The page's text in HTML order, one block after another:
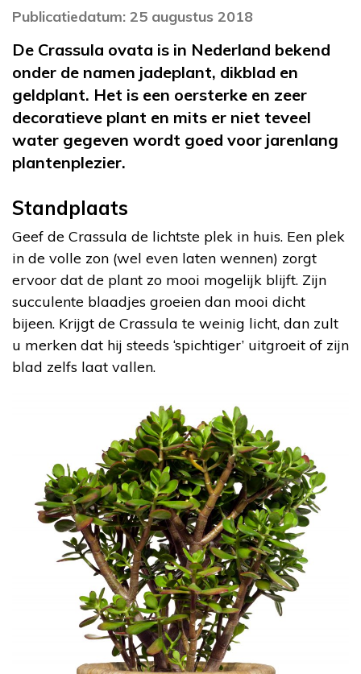
Publicatiedatum: 25 augustus 2018
De Crassula ovata is in Nederland bekend
onder de namen jadeplant, dikblad en
geldplant. Het is een oersterke en zeer
decoratieve plant en mits er niet teveel
water gegeven wordt goed voor jarenlang
plantenplezier.
Standplaats
Geef de Crassula de lichtste plek in huis. Een plek
in de volle zon (wel even laten wennen) zorgt
ervoor dat de plant zo mooi mogelijk blijft. Zijn
succulente blaadjes groeien dan mooi dicht
bijeen. Krijgt de Crassula te weinig licht, dan zult
u merken dat hij steeds ‘spichtiger’ uitgroeit of zijn
blad zelfs laat vallen.